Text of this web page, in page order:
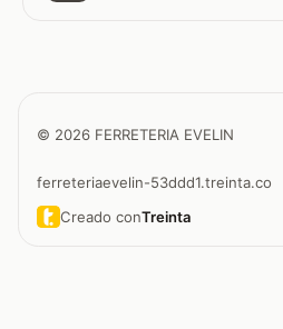
© 2026 FERRETERIA EVELIN
ferreteriaevelin-53ddd1.treinta.co
Creado conTreinta